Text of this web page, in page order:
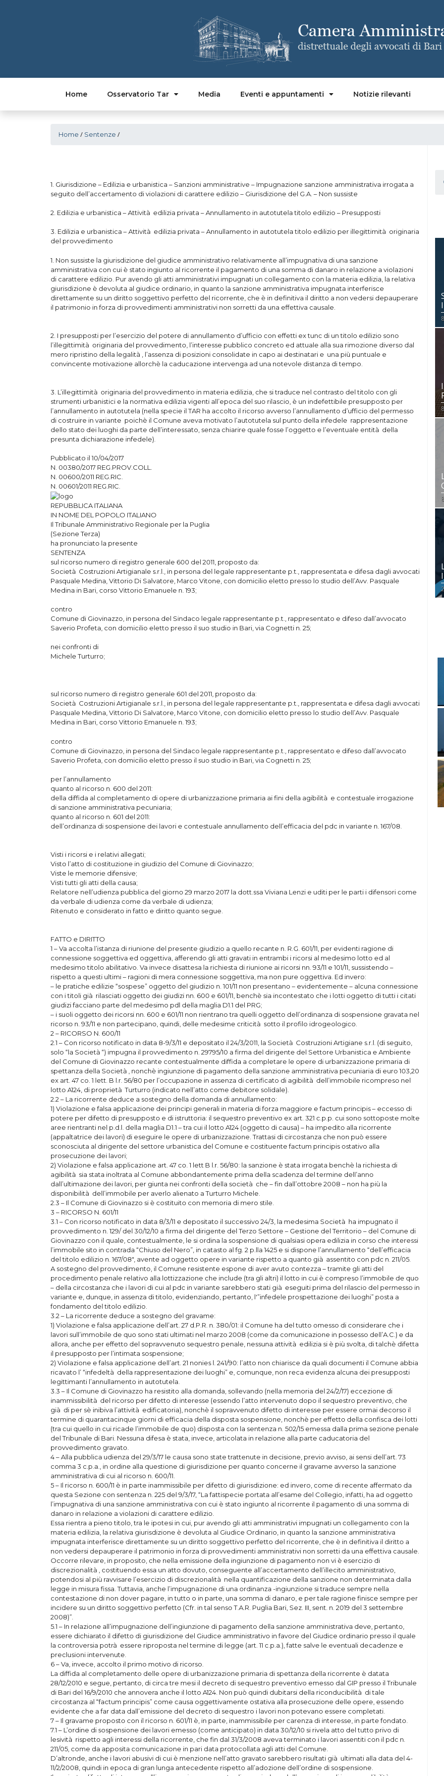
Home Osservatorio Tar Media Eventi e appuntamenti Notizie rilevanti
Home / Sentenze /
1. Giurisdizione – Edilizia e urbanistica – Sanzioni amministrative – Impugnazione sanzione amministrativa irrogata a
seguito dell’accertamento di violazioni di carattere edilizio – Giurisdizione del G.A. – Non sussiste
2. Edilizia e urbanistica – Attività edilizia privata – Annullamento in autotutela titolo edilizio – Presupposti
3. Edilizia e urbanistica – Attività edilizia privata – Annullamento in autotutela titolo edilizio per illegittimità originaria
del provvedimento
1. Non sussiste la giurisdizione del giudice amministrativo relativamente all’impugnativa di una sanzione
amministrativa con cui è stato ingiunto al ricorrente il pagamento di una somma di danaro in relazione a violazioni
di carattere edilizio. Pur avendo gli atti amministrativi impugnati un collegamento con la materia edilizia, la relativa
giurisdizione è devoluta al giudice ordinario, in quanto la sanzione amministrativa impugnata interferisce
direttamente su un diritto soggettivo perfetto del ricorrente, che è in definitiva il diritto a non vedersi depauperare
il patrimonio in forza di provvedimenti amministrativi non sorretti da una effettiva causale.
2. I presupposti per l’esercizio del potere di annullamento d’ufficio con effetti ex tunc di un titolo edilizio sono
l’illegittimità originaria del provvedimento, l’interesse pubblico concreto ed attuale alla sua rimozione diverso dal
mero ripristino della legalità , l’assenza di posizioni consolidate in capo ai destinatari e una più puntuale e
convincente motivazione allorchè la caducazione intervenga ad una notevole distanza di tempo.
3. L’illegittimità originaria del provvedimento in materia edilizia, che si traduce nel contrasto del titolo con gli
strumenti urbanistici e la normativa edilizia vigenti all’epoca del suo rilascio, è un indefettibile presupposto per
l’annullamento in autotutela (nella specie il TAR ha accolto il ricorso avverso l’annullamento d’ufficio del permesso
di costruire in variante poichè il Comune aveva motivato l’autotutela sul punto della infedele rappresentazione
dello stato dei luoghi da parte dell’interessato, senza chiarire quale fosse l’oggetto e l’eventuale entità della
presunta dichiarazione infedele).
Pubblicato il 10/04/2017
N. 00380/2017 REG.PROV.COLL.
N. 00600/2011 REG.RIC.
N. 00601/2011 REG.RIC.
REPUBBLICA ITALIANA
IN NOME DEL POPOLO ITALIANO
Il Tribunale Amministrativo Regionale per la Puglia
(Sezione Terza)
ha pronunciato la presente
SENTENZA
sul ricorso numero di registro generale 600 del 2011, proposto da:
Società Costruzioni Artigianale s.r.l., in persona del legale rappresentante p.t., rappresentata e difesa dagli avvocati
Pasquale Medina, Vittorio Di Salvatore, Marco Vitone, con domicilio eletto presso lo studio dell’Avv. Pasquale
Medina in Bari, corso Vittorio Emanuele n. 193;
contro
Comune di Giovinazzo, in persona del Sindaco legale rappresentante p.t., rappresentato e difeso dall’avvocato
Saverio Profeta, con domicilio eletto presso il suo studio in Bari, via Cognetti n. 25;
nei confronti di
Michele Turturro;
sul ricorso numero di registro generale 601 del 2011, proposto da:
Società Costruzioni Artigianale s.r.l., in persona del legale rappresentante p.t., rappresentata e difesa dagli avvocati
Pasquale Medina, Vittorio Di Salvatore, Marco Vitone, con domicilio eletto presso lo studio dell’Avv. Pasquale
Medina in Bari, corso Vittorio Emanuele n. 193;
contro
Comune di Giovinazzo, in persona del Sindaco legale rappresentante p.t., rappresentato e difeso dall’avvocato
Saverio Profeta, con domicilio eletto presso il suo studio in Bari, via Cognetti n. 25;
per l’annullamento
quanto al ricorso n. 600 del 2011:
della diffida al completamento di opere di urbanizzazione primaria ai fini della agibilità e contestuale irrogazione
di sanzione amministrativa pecuniaria;
quanto al ricorso n. 601 del 2011:
dell’ordinanza di sospensione dei lavori e contestuale annullamento dell’efficacia del pdc in variante n. 167/08.
Visti i ricorsi e i relativi allegati;
Visto l’atto di costituzione in giudizio del Comune di Giovinazzo;
Viste le memorie difensive;
Visti tutti gli atti della causa;
Relatore nell’udienza pubblica del giorno 29 marzo 2017 la dott.ssa Viviana Lenzi e uditi per le parti i difensori come
da verbale di udienza come da verbale di udienza;
Ritenuto e considerato in fatto e diritto quanto segue.
FATTO e DIRITTO
1 – Va accolta l’istanza di riunione del presente giudizio a quello recante n. R.G. 601/11, per evidenti ragione di
connessione soggettiva ed oggettiva, afferendo gli atti gravati in entrambi i ricorsi al medesimo lotto ed al
medesimo titolo abilitativo. Va invece disattesa la richiesta di riunione ai ricorsi nn. 93/11 e 101/11, sussistendo –
rispetto a questi ultimi – ragioni di mera connessione soggettiva, ma non pure oggettiva. Ed invero:
– le pratiche edilizie “sospese” oggetto del giudizio n. 101/11 non presentano – evidentemente – alcuna connessione
con i titoli già rilasciati oggetto dei giudizi nn. 600 e 601/11, benchè sia incontestato che i lotti oggetto di tutti i citati
giudizi facciano parte del medesimo pdl della maglia D1.1 del PRG;
– i suoli oggetto dei ricorsi nn. 600 e 601/11 non rientrano tra quelli oggetto dell’ordinanza di sospensione gravata nel
ricorso n. 93/11 e non partecipano, quindi, delle medesime criticità sotto il profilo idrogeologico.
2 – RICORSO N. 600/11
2.1 – Con ricorso notificato in data 8-9/3/11 e depositato il 24/3/2011, la Società Costruzioni Artigiane s.r.l. (di seguito,
solo “la Società “) impugna il provvedimento n. 29795/10 a firma del dirigente del Settore Urbanistica e Ambiente
del Comune di Giovinazzo recante contestualmente diffida a completare le opere di urbanizzazione primaria di
spettanza della Società , nonchè ingiunzione di pagamento della sanzione amministrativa pecuniaria di euro 103,20
ex art. 47 co. 1 lett. B l.r. 56/80 per l’occupazione in assenza di certificato di agibilità dell’immobile ricompreso nel
lotto A124, di proprietà Turturro (indicato nell’atto come debitore solidale).
2.2 – La ricorrente deduce a sostegno della domanda di annullamento:
1) Violazione e falsa applicazione dei principi generali in materia di forza maggiore e factum principis – eccesso di
potere per difetto di presupposto e di istruttoria: il sequestro preventivo ex art. 321 c.p.p. cui sono sottoposte molte
aree rientranti nel p.d.l. della maglia D1.1 – tra cui il lotto A124 (oggetto di causa) – ha impedito alla ricorrente
(appaltatrice dei lavori) di eseguire le opere di urbanizzazione. Trattasi di circostanza che non può essere
sconosciuta al dirigente del settore urbanistica del Comune e costituente factum principis ostativo alla
prosecuzione dei lavori;
2) Violazione e falsa applicazione art. 47 co. 1 lett B l.r. 56/80: la sanzione è stata irrogata benchè la richiesta di
agibilità sia stata inoltrata al Comune abbondantemente prima della scadenza del termine dell’anno
dall’ultimazione dei lavori, per giunta nei confronti della società che – fin dall’ottobre 2008 – non ha più la
disponibilità dell’immobile per averlo alienato a Turturro Michele.
2.3 – Il Comune di Giovinazzo si è costituito con memoria di mero stile.
3 – RICORSO N. 601/11
3.1 – Con ricorso notificato in data 8/3/11 e depositato il successivo 24/3, la medesima Società ha impugnato il
provvedimento n. 129/ del 30/12/10 a firma del dirigente del Terzo Settore – Gestione del Territorio – del Comune di
Giovinazzo con il quale, contestualmente, le si ordina la sospensione di qualsiasi opera edilizia in corso che interessi
l’immobile sito in contrada “Chiuso del Nero”, in catasto al fg. 2 p.lla 1425 e si dispone l’annullamento “dell’efficacia
del titolo edilizio n. 167/08″, avente ad oggetto opere in variante rispetto a quanto già assentito con pdc n. 211/05.
A sostegno del provvedimento, il Comune resistente espone di aver avuto contezza – tramite gli atti del
procedimento penale relativo alla lottizzazione che include (tra gli altri) il lotto in cui è compreso l’immobile de quo
– della circostanza che i lavori di cui al pdc in variante sarebbero stati già eseguiti prima del rilascio del permesso in
variante e, dunque, in assenza di titolo, evidenziando, pertanto, l'”infedele prospettazione dei luoghi” posta a
fondamento del titolo edilizio.
3.2 – La ricorrente deduce a sostegno del gravame:
1) Violazione e falsa applicazione dell’art. 27 d.P.R. n. 380/01: il Comune ha del tutto omesso di considerare che i
lavori sull’immobile de quo sono stati ultimati nel marzo 2008 (come da comunicazione in possesso dell’A.C.) e da
allora, anche per effetto del sopravvenuto sequestro penale, nessuna attività edilizia si è più svolta, di talchè difetta
il presupposto per l’intimata sospensione;
2) Violazione e falsa applicazione dell’art. 21 nonies l. 241/90: l’atto non chiarisce da quali documenti il Comune abbia
ricavato l’ “infedeltà della rappresentazione dei luoghi” e, comunque, non reca evidenza alcuna dei presupposti
legittimanti l’annullamento in autotutela.
3.3 – Il Comune di Giovinazzo ha resistito alla domanda, sollevando (nella memoria del 24/2/17) eccezione di
inammissibilità del ricorso per difetto di interesse (essendo l’atto intervenuto dopo il sequestro preventivo, che
già di per sè inibiva l’attività edificatoria), nonchè il sopravvenuto difetto di interesse per essere ormai decorso il
termine di quarantacinque giorni di efficacia della disposta sospensione, nonchè per effetto della confisca dei lotti
(tra cui quello in cui ricade l’immobile de quo) disposta con la sentenza n. 502/15 emessa dalla prima sezione penale
del Tribunale di Bari. Nessuna difesa è stata, invece, articolata in relazione alla parte caducatoria del
provvedimento gravato.
4 – Alla pubblica udienza del 29/3/17 le causa sono state trattenute in decisione, previo avviso, ai sensi dell’art. 73
comma 3 c.p.a., in ordine alla questione di giurisdizione per quanto concerne il gravame avverso la sanzione
amministrativa di cui al ricorso n. 600/11.
5 – Il ricorso n. 600/11 è in parte inammissibile per difetto di giurisdizione: ed invero, come di recente affermato da
questa Sezione con sentenza n. 225 del 9/3/17, “La fattispecie portata all’esame del Collegio, infatti, ha ad oggetto
l’impugnativa di una sanzione amministrativa con cui è stato ingiunto al ricorrente il pagamento di una somma di
danaro in relazione a violazioni di carattere edilizio.
Essa rientra a pieno titolo, tra le ipotesi in cui, pur avendo gli atti amministrativi impugnati un collegamento con la
materia edilizia, la relativa giurisdizione è devoluta al Giudice Ordinario, in quanto la sanzione amministrativa
impugnata interferisce direttamente su un diritto soggettivo perfetto del ricorrente, che è in definitiva il diritto a
non vedersi depauperare il patrimonio in forza di provvedimenti amministrativi non sorretti da una effettiva causale.
Occorre rilevare, in proposito, che nella emissione della ingiunzione di pagamento non vi è esercizio di
discrezionalità , costituendo essa un atto dovuto, conseguente all’accertamento dell’illecito amministrativo,
potendosi al più ravvisare l’esercizio di discrezionalità nella quantificazione della sanzione non determinata dalla
legge in misura fissa. Tuttavia, anche l’impugnazione di una ordinanza -ingiunzione si traduce sempre nella
contestazione di non dover pagare, in tutto o in parte, una somma di danaro, e per tale ragione finisce sempre per
incidere su un diritto soggettivo perfetto (Cfr. in tal senso T.A.R. Puglia Bari, Sez. III, sent. n. 2019 del 3 settembre
2008)”.
5.1 – In relazione all’impugnazione dell’ingiunzione di pagamento della sanzione amministrativa deve, pertanto,
essere dichiarato il difetto di giurisdizione del Giudice amministrativo in favore del Giudice ordinario presso il quale
la controversia potrà essere riproposta nel termine di legge (art. 11 c.p.a.), fatte salve le eventuali decadenze e
preclusioni intervenute.
6 – Va, invece, accolto il primo motivo di ricorso.
La diffida al completamento delle opere di urbanizzazione primaria di spettanza della ricorrente è datata
28/12/2010 e segue, pertanto, di circa tre mesi il decreto di sequestro preventivo emesso dal GIP presso il Tribunale
di Bari del 16/9/2010 che annovera anche il lotto A124. Non può quindi dubitarsi della riconducibilità di tale
circostanza al “factum principis” come causa oggettivamente ostativa alla prosecuzione delle opere, essendo
evidente che a far data dall’emissione del decreto di sequestro i lavori non potevano essere completati.
7 – Il gravame proposto con il ricorso n. 601/11 è, in parte, inammissibile per carenza di interesse, in parte fondato.
7.1 – L’ordine di sospensione dei lavori emesso (come anticipato) in data 30/12/10 si rivela atto del tutto privo di
lesività rispetto agli interessi della ricorrente, che fin dal 31/3/2008 aveva terminato i lavori assentiti con il pdc n.
211/05, come da apposita comunicazione in pari data protocollata agli atti del Comune.
D’altronde, anche i lavori abusivi di cui è menzione nell’atto gravato sarebbero risultati già ultimati alla data del 4-
11/2/2008, quindi in epoca di gran lunga antecedente rispetto all’adozione dell’ordine di sospensione.